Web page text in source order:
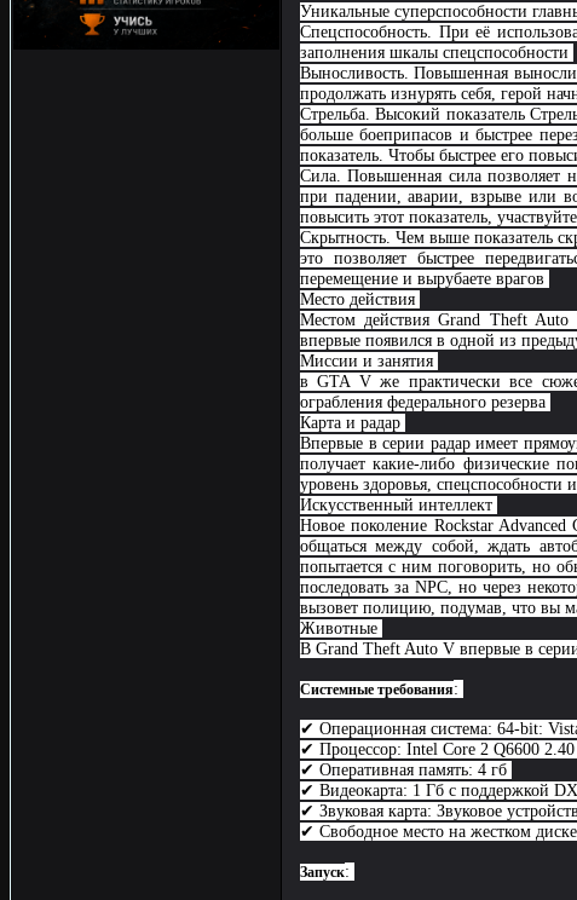
Уникальные суперспособности
Спецспособность. При её
заполнения шкалы спецспособности
Выносливость. Повышенная
продолжать изнурять себя, герой
Стрельба. Высокий показатель
больше боеприпасов и быстрее
показатель. Чтобы быстрее его
Сила. Повышенная сила позволяет
при падении, аварии, взрыве или
повысить этот показатель,
Скрытность. Чем выше показатель
это позволяет быстрее
перемещение и вырубаете врагов
Место действия
Местом действия Grand Theft Auto
впервые появился в одной из
Миссии и занятия
в GTA V же практически все
ограбления федерального резерва
Карта и радар
Впервые в серии радар имеет
получает какие-либо физические
уровень здоровья, спецспособности
Искусственный интеллект
Новое поколение Rockstar
общаться между собой, ждать
попытается с ним поговорить, но
последовать за NPC, но через
вызовет полицию, подумав, что вы
Животные
В Grand Theft Auto V впервые в
Системные требования:
✔ Операционная система: 64-bit:
✔ Процессор: Intel Core 2 Q6600
✔ Оперативная память: 4 гб
✔ Видеокарта: 1 Гб с поддержкой
✔ Звуковая карта: Звуковое
✔ Свободное место на жестком
Запуск: